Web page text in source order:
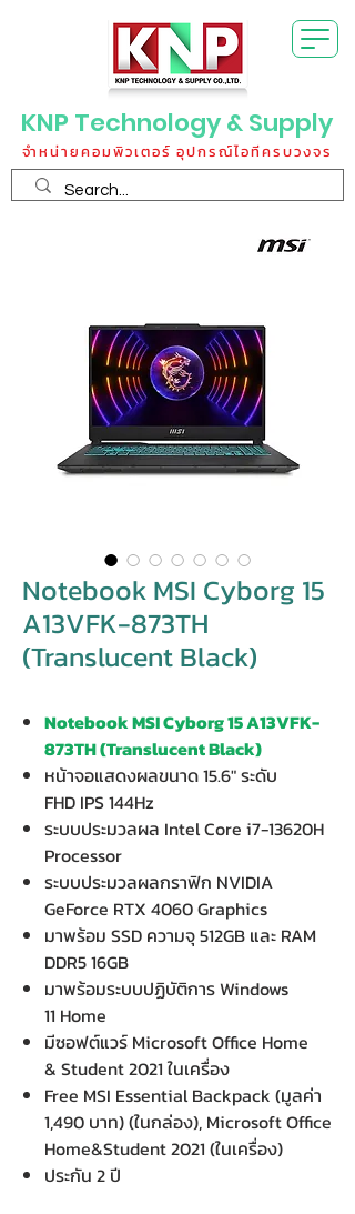
KNP Technology & Supply
จำหน่ายคอมพิวเตอร์ อุปกรณ์ไอทีครบวงจร
Notebook MSI Cyborg 15
A13VFK-873TH
(Translucent Black)
Notebook MSI Cyborg 15 A13VFK-
873TH (Translucent Black)
หน้าจอแสดงผลขนาด 15.6" ระดับ
FHD IPS 144Hz
ระบบประมวลผล Intel Core i7-13620H
Processor
ระบบประมวลผลกราฟิก NVIDIA
GeForce RTX 4060 Graphics
มาพร้อม SSD ความจุ 512GB และ RAM
DDR5 16GB
มาพร้อมระบบปฏิบัติการ Windows
11 Home
มีซอฟต์แวร์ Microsoft Office Home
& Student 2021 ในเครื่อง
Free MSI Essential Backpack (มูลค่า
1,490 บาท) (ในกล่อง), Microsoft Office
Home&Student 2021 (ในเครื่อง)
ประกัน 2 ปี